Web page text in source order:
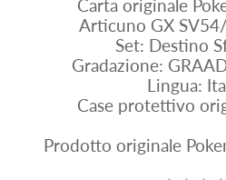
Carta originale
Articuno GX
Set: Destino
Gradazione:
Lingua:
Case protettivo
Prodotto originale